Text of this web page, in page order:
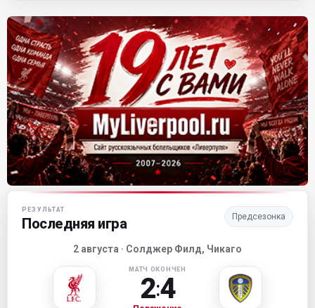
Матч-центр «Ливерпуля»
РЕЗУЛЬТАТ
Последняя игра Предсезонка
2 августа · Солджер Филд, Чикаго
МАТЧ ОКОНЧЕН
2:4